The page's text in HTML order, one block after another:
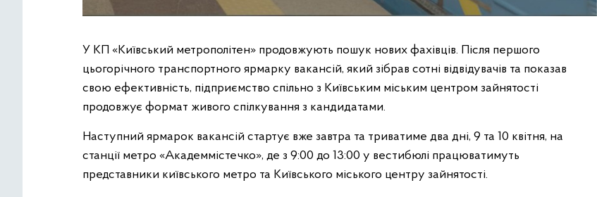
У КП «Київський метрополітен» продовжують пошук нових фахівців. Після першого
цьогорічного транспортного ярмарку вакансій, який зібрав сотні відвідувачів та показав
свою ефективність, підприємство спільно з Київським міським центром зайнятості
продовжує формат живого спілкування з кандидатами.
Наступний ярмарок вакансій стартує вже завтра та триватиме два дні, 9 та 10 квітня, на
станції метро «Академмістечко», де з 9:00 до 13:00 у вестибюлі працюватимуть
представники київського метро та Київського міського центру зайнятості.